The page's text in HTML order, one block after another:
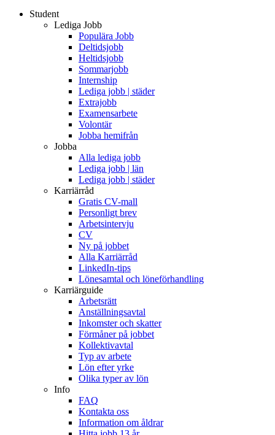
Student
Lediga Jobb
Populära Jobb
Deltidsjobb
Heltidsjobb
Sommarjobb
Internship
Lediga jobb | städer
Extrajobb
Examensarbete
Volontär
Jobba hemifrån
Jobba
Alla lediga jobb
Lediga jobb | län
Lediga jobb | städer
Karriärråd
Gratis CV-mall
Personligt brev
Arbetsintervju
CV
Ny på jobbet
Alla Karriärråd
LinkedIn-tips
Lönesamtal och löneförhandling
Karriärguide
Arbetsrätt
Anställningsavtal
Inkomster och skatter
Förmåner på jobbet
Kollektivavtal
Typ av arbete
Lön efter yrke
Olika typer av lön
Info
FAQ
Kontakta oss
Information om åldrar